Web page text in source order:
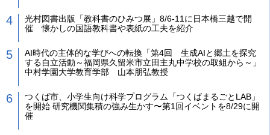
光村図書出版「教科書のひみつ展」8/6-11に日本橋三越で開
催 懐かしの国語教科書や表紙の工夫を紹介
AI時代の主体的な学びへの転換「第4回 生成AIと郷土を探究
する自立活動～福岡県久留米市立田主丸中学校の取組から～」
中村学園大学教育学部 山本朋弘教授
つくば市、小学生向け科学プログラム「つくばまるごとLAB」
を開始 研究機関集積の強み生かす〜第1回イベントを8/29に開
催